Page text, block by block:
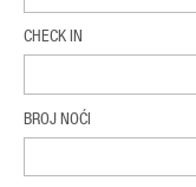
CHECK IN
BROJ NOĆI